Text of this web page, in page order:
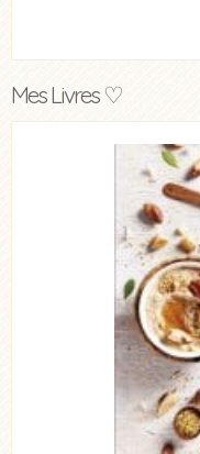
Mes Livres ♡